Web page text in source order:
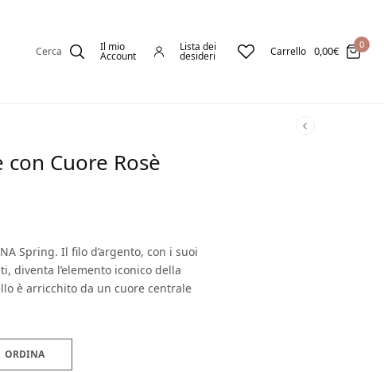
Cerca Il mio
Account
Lista dei
desideri Carrello 0,00€ 0
Cuore Rosè
Spring. Il filo d’argento, con i suoi
diventa l’elemento iconico della
è arricchito da un cuore centrale
ORDINA